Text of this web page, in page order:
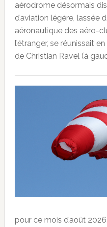
aérodrome désormais
d’aviation légère, lassée
aéronautique des aéro-
l’étranger, se réunissait
de Christian Ravel (à
pour ce mois d’août